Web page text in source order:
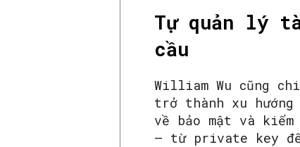
Tự quản lý
cầu
William Wu cũng
trở thành xu
về bảo mật và
– từ private key